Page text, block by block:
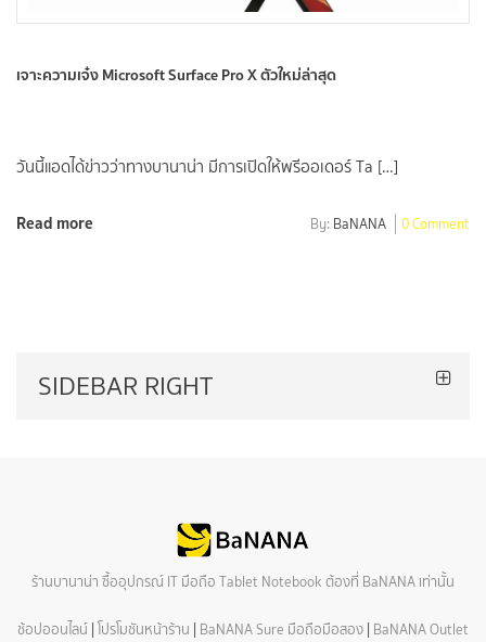
เจาะความเจ๋ง Microsoft Surface Pro X ตัวใหม่ล่าสุด
วันนี้แอดได้ข่าวว่าทางบานาน่า มีการเปิดให้พรีออเดอร์ Ta […]
Read more By: BaNANA 0 Comment
SIDEBAR RIGHT
ร้านบานาน่า ซื้ออุปกรณ์ IT มือถือ Tablet Notebook ต้องที่ BaNANA เท่านั้น
ช้อปออนไลน์ | โปรโมชันหน้าร้าน | BaNANA Sure มือถือมือสอง | BaNANA Outlet